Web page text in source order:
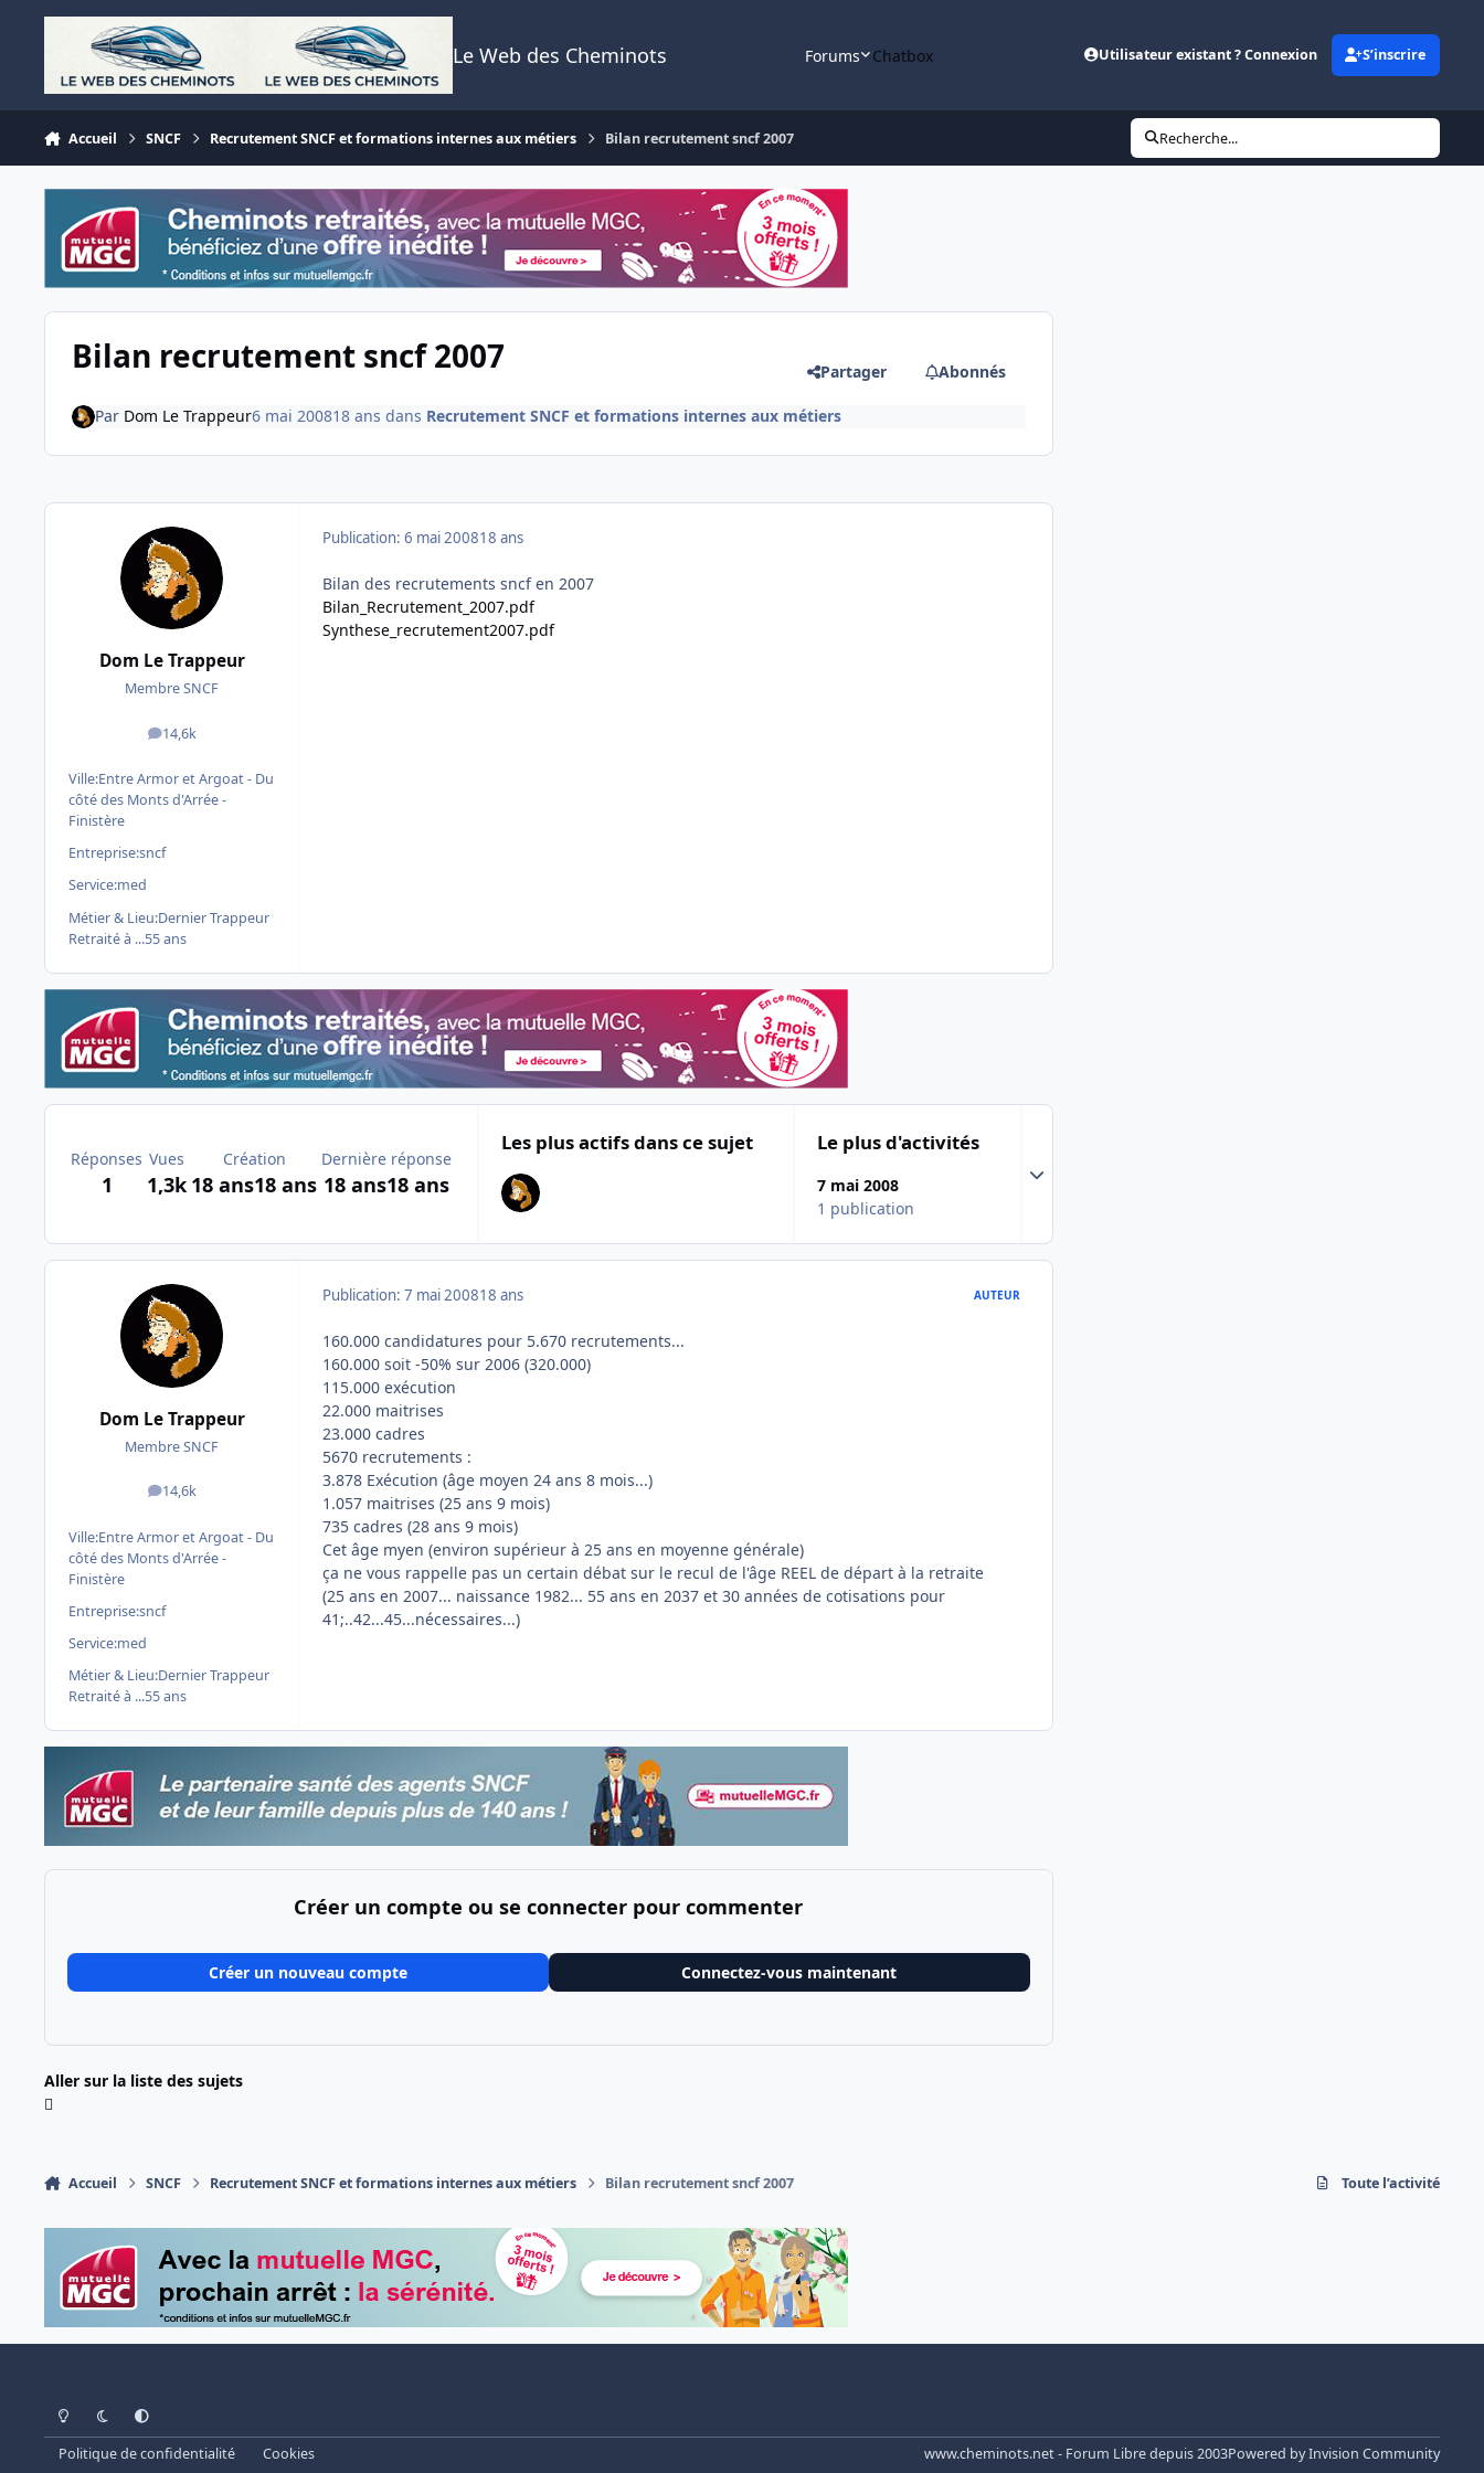
Aller au contenu
Le Web des Cheminots Forums Chatbox Utilisateur existant ? Connexion S’inscrire
Accueil SNCF Recrutement SNCF et formations internes aux métiers Bilan recrutement sncf 2007 Recherche...
Bilan recrutement sncf 2007 Partager Abonnés
Par Dom Le Trappeur6 mai 200818 ans dans Recrutement SNCF et formations internes aux métiers
Dom Le Trappeur
Membre SNCF
14,6k
messages
Ville:Entre Armor et Argoat - Du
côté des Monts d'Arrée -
Finistère
Entreprise:sncf
Service:med
Métier & Lieu:Dernier Trappeur
Retraité à ...55 ans
Publication: 6 mai 200818 ans
Bilan des recrutements sncf en 2007
Bilan_Recrutement_2007.pdf
Synthese_recrutement2007.pdf
Réponses
1
Vues
1,3k
Création
18 ans18 ans
Dernière réponse
18 ans18 ans
Les plus actifs dans ce sujet Le plus d'activités
7 mai 2008
1 publication
Expand topic overview
Dom Le Trappeur
Membre SNCF
14,6k
messages
Ville:Entre Armor et Argoat - Du
côté des Monts d'Arrée -
Finistère
Entreprise:sncf
Service:med
Métier & Lieu:Dernier Trappeur
Retraité à ...55 ans
Publication: 7 mai 200818 ans AUTEUR
160.000 candidatures pour 5.670 recrutements...
160.000 soit -50% sur 2006 (320.000)
115.000 exécution
22.000 maitrises
23.000 cadres
5670 recrutements :
3.878 Exécution (âge moyen 24 ans 8 mois...)
1.057 maitrises (25 ans 9 mois)
735 cadres (28 ans 9 mois)
Cet âge myen (environ supérieur à 25 ans en moyenne générale)
ça ne vous rappelle pas un certain débat sur le recul de l'âge REEL de départ à la retraite
(25 ans en 2007... naissance 1982... 55 ans en 2037 et 30 années de cotisations pour
41;..42...45...nécessaires...)
Créer un compte ou se connecter pour commenter
Créer un nouveau compte Connectez-vous maintenant
Aller sur la liste des sujets
Accueil SNCF Recrutement SNCF et formations internes aux métiers Bilan recrutement sncf 2007 Toute l’activité
Light ModeDark ModeSystem Preference
Politique de confidentialité Cookies www.cheminots.net - Forum Libre depuis 2003Powered byInvision Community